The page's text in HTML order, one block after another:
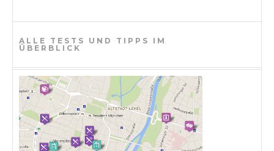
ALLE TESTS UND TIPPS IM
ÜBERBLICK